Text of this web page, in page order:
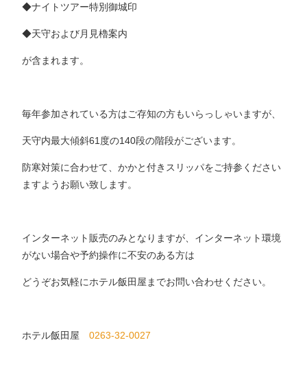
◆ナイトツアー特別御城印
◆天守および月見櫓案内
が含まれます。
毎年参加されている方はご存知の方もいらっしゃいますが、
天守内最大傾斜61度の140段の階段がございます。
防寒対策に合わせて、かかと付きスリッパをご持参ください
ますようお願い致します。
インターネット販売のみとなりますが、インターネット環境
がない場合や予約操作に不安のある方は
どうぞお気軽にホテル飯田屋までお問い合わせください。
ホテル飯田屋 0263-32-0027